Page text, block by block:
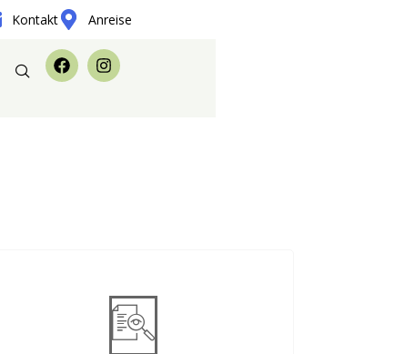
Kontakt Anreise